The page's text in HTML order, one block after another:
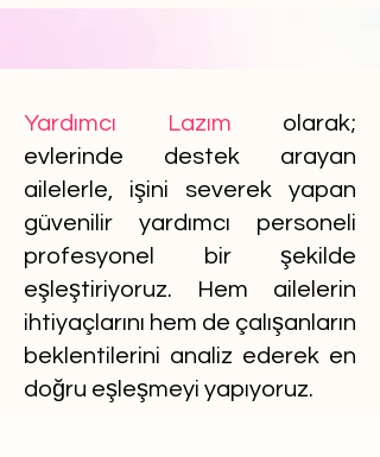
Yardımcı Lazım olarak;
evlerinde destek arayan
ailelerle, işini severek yapan
güvenilir yardımcı personeli
profesyonel bir şekilde
eşleştiriyoruz. Hem ailelerin
ihtiyaçlarını hem de çalışanların
beklentilerini analiz ederek en
doğru eşleşmeyi yapıyoruz.